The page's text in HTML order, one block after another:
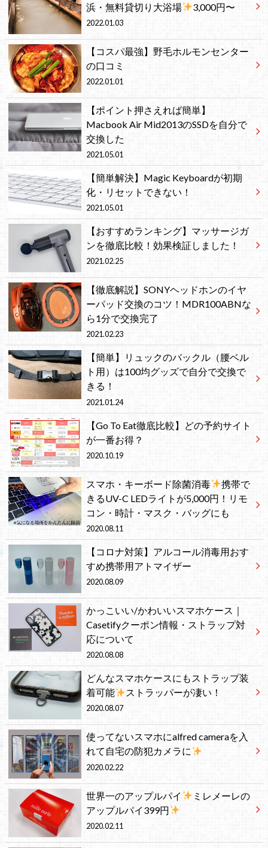
浜・無料貸切り大浴場
3,000円〜
2022.01.03
【コスパ最強】野毛ホルモンセンター
の口コミ
2022.01.01
【ポイント押さえれば簡単】
Macbook Air Mid2013のSSDを自分で
交換した
2021.05.01
【簡単解決】Magic Keyboardが初期
化・リセットできない！
2021.05.01
【おすすめランキング】マッサージガ
ンを徹底比較！効果検証しました！
2021.02.25
【徹底解説】SONYヘッドホンのイヤ
ーパッド交換のコツ！MDR100ABNな
ら1分で交換完了
2021.02.23
【簡単】リュックのバックル（腰ベル
ト用）は100均グッズで自分で交換で
きる！
2021.01.24
【Go To Eat徹底比較】どの予約サイト
が一番お得？
2020.10.19
スマホ・キーボード除菌消毒
携帯で
きるUV-C LEDライトが5,000円！リモ
コン・時計・マスク・バッグにも
2020.08.11
【コロナ対策】アルコール消毒用おす
すめ携帯用アトマイザー
2020.08.09
かっこいい/かわいいスマホケース｜
Casetifyクーポン情報・ストラップ対
応について
2020.08.08
どんなスマホケースにもストラップ装
着可能
ストラッパーが凄い！
2020.08.07
使ってないスマホにalfred cameraを入
れて自宅の防犯カメラに
2020.02.22
世界一のアップルパイ
ミレメーレの
アップルパイ399円
2020.02.11